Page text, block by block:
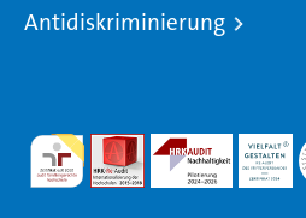
Antidiskriminierung